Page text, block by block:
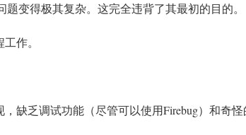
变得极其复杂。这完全违背了其最初的目的。
作。
缺乏调试功能（尽管可以使用Firebug）和奇怪